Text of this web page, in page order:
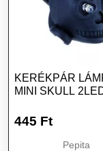
KERÉKPÁR
MINI SKULL
445 Ft
Pepita